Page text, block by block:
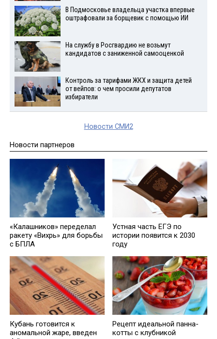
В Подмосковье владельца участка впервые
оштрафовали за борщевик с помощью ИИ
На службу в Росгвардию не возьмут
кандидатов с заниженной самооценкой
Контроль за тарифами ЖКХ и защита детей
от вейпов: о чем просили депутатов
избиратели
Новости СМИ2
Новости партнеров
«Калашников» переделал
ракету «Вихрь» для борьбы
с БПЛА
Устная часть ЕГЭ по
истории появится к 2030
году
Кубань готовится к
аномальной жаре, введен
Рецепт идеальной панна-
котты с клубникой